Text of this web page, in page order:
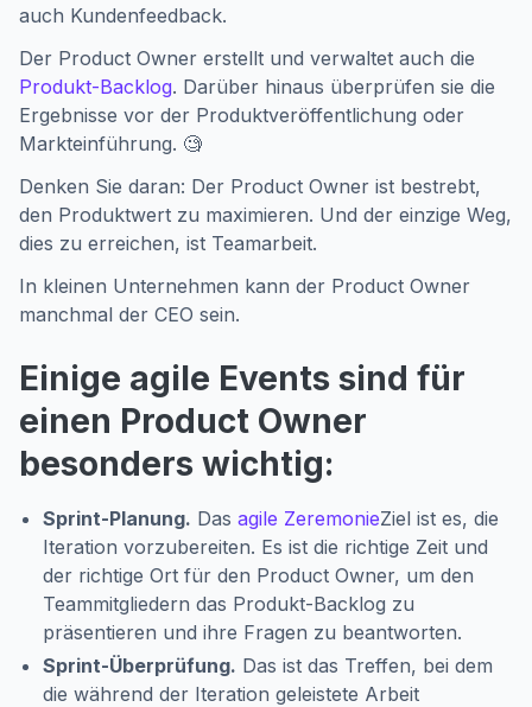
auch Kundenfeedback.
Der Product Owner erstellt und verwaltet auch die
Produkt-Backlog. Darüber hinaus überprüfen sie die
Ergebnisse vor der Produktveröffentlichung oder
Markteinführung. 🧐
Denken Sie daran: Der Product Owner ist bestrebt,
den Produktwert zu maximieren. Und der einzige Weg,
dies zu erreichen, ist Teamarbeit.
In kleinen Unternehmen kann der Product Owner
manchmal der CEO sein.
Einige agile Events sind für
einen Product Owner
besonders wichtig:
Sprint-Planung. Das agile ZeremonieZiel ist es, die
Iteration vorzubereiten. Es ist die richtige Zeit und
der richtige Ort für den Product Owner, um den
Teammitgliedern das Produkt-Backlog zu
präsentieren und ihre Fragen zu beantworten.
Sprint-Überprüfung. Das ist das Treffen, bei dem
die während der Iteration geleistete Arbeit